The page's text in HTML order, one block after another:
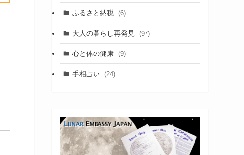
ふるさと納税 (6)
大人の暮らし再発見 (97)
心と体の健康 (9)
手相占い (24)